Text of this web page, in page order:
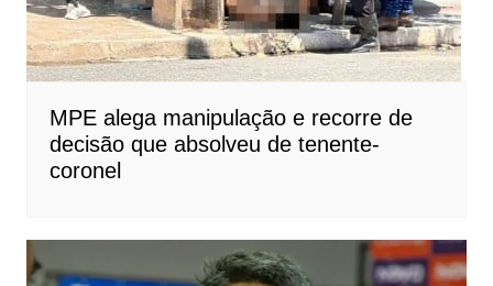
MPE alega manipulação e recorre de
decisão que absolveu de tenente-
coronel